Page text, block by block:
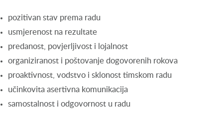
pozitivan stav prema radu
usmjerenost na rezultate
predanost, povjerljivost i lojalnost
organiziranost i poštovanje dogovorenih rokova
proaktivnost, vodstvo i sklonost timskom radu
učinkovita asertivna komunikacija
samostalnost i odgovornost u radu